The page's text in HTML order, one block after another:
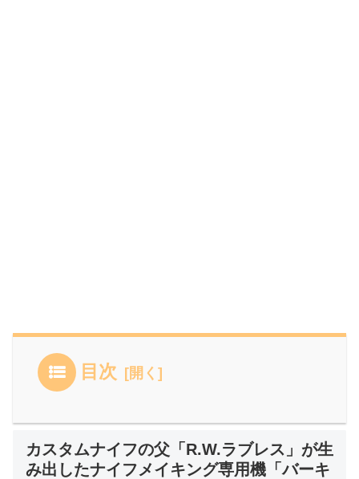
目次
カスタムナイフの父「R.W.ラブレス」が生
み出したナイフメイキング専用機「バーキ